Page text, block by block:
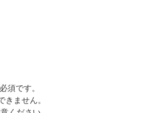
須です。
ません。